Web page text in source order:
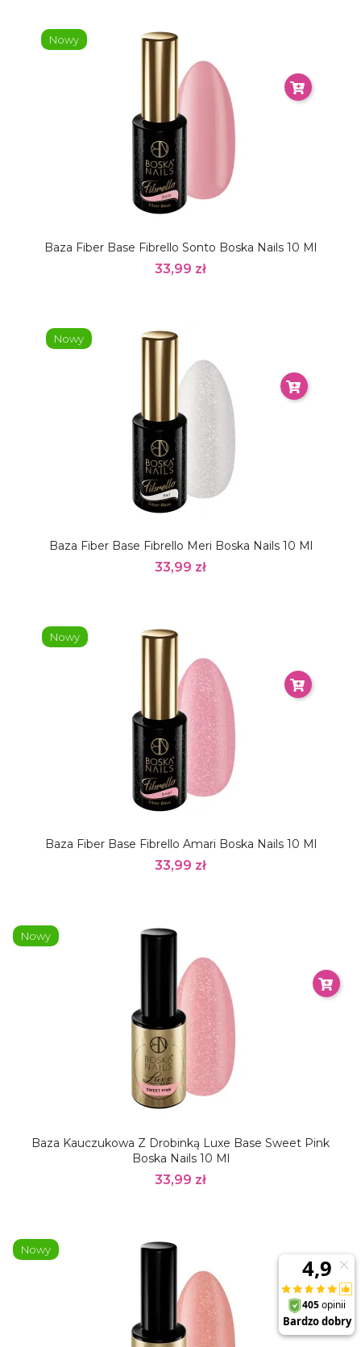
Baza Fiber Base Fibrello Sonto Boska Nails 10 Ml
33,99 zł
Nowy
Baza Fiber Base Fibrello Meri Boska Nails 10 Ml
33,99 zł
Nowy
Baza Fiber Base Fibrello Amari Boska Nails 10 Ml
33,99 zł
Nowy
Baza Kauczukowa Z Drobinką Luxe Base Sweet Pink
Boska Nails 10 Ml
33,99 zł
Nowy
Nowy